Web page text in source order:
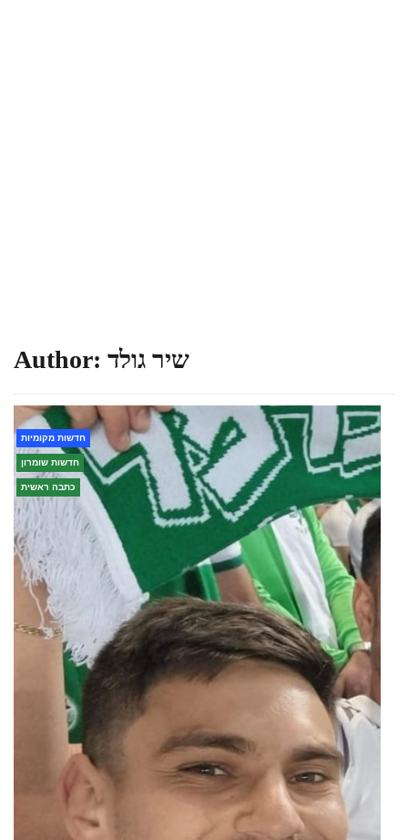
Author: שיר גולד
חדשות מקומיות
חדשות שומרון
כתבה ראשית